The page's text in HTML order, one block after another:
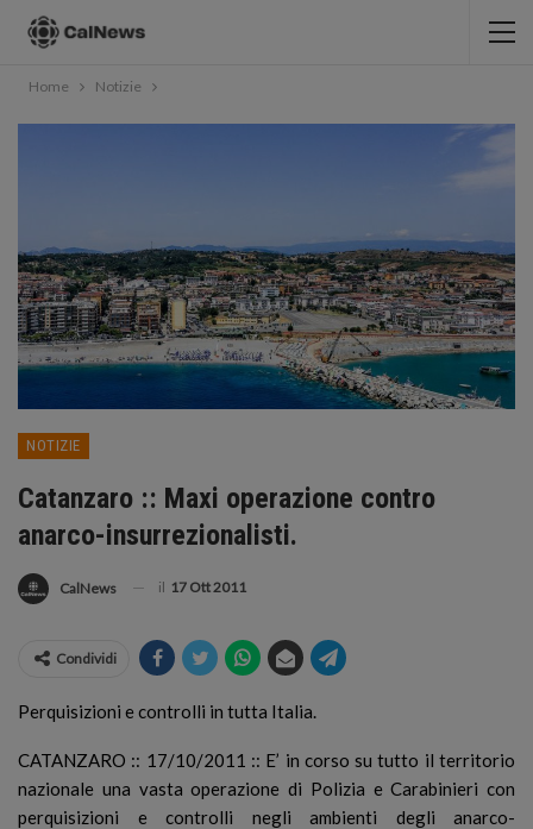
Home Notizie
NOTIZIE
Catanzaro :: Maxi operazione contro
anarco-insurrezionalisti.
CalNews il 17 Ott 2011
Condividi
Perquisizioni e controlli in tutta Italia.
CATANZARO :: 17/10/2011 :: E’ in corso su tutto il territorio
nazionale una vasta operazione di Polizia e Carabinieri con
perquisizioni e controlli negli ambienti degli anarco-